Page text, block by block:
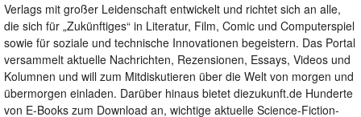
Verlags mit großer Leidenschaft entwickelt und richtet sich an alle,
die sich für „Zukünftiges“ in Literatur, Film, Comic und Computerspiel
sowie für soziale und technische Innovationen begeistern. Das Portal
versammelt aktuelle Nachrichten, Rezensionen, Essays, Videos und
Kolumnen und will zum Mitdiskutieren über die Welt von morgen und
übermorgen einladen. Darüber hinaus bietet diezukunft.de Hunderte
von E-Books zum Download an, wichtige aktuelle Science-Fiction-